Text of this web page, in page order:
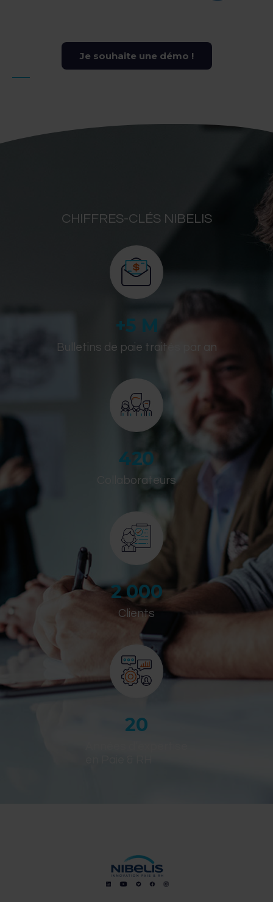
Je souhaite une démo !
CHIFFRES-CLÉS NIBELIS
Bulletins de paie traités par an
+5 M
Collaborateurs
420
Clients
2 000
20